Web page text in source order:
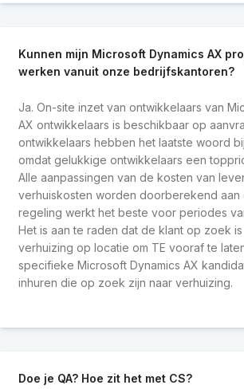
Kunnen mijn Microsoft Dynamics AX
werken vanuit onze bedrijfskantoren?
Ja. On-site inzet van ontwikkelaars van
AX ontwikkelaars is beschikbaar op
ontwikkelaars hebben het laatste woord
omdat gelukkige ontwikkelaars een
Alle aanpassingen van de kosten van
verhuiskosten worden doorberekend aan
regeling werkt het beste voor periodes
Het is aan te raden dat de klant op zoek
verhuizing op locatie om TE vooraf te
specifieke Microsoft Dynamics AX
inhuren die op zoek zijn naar verhuizing.
Doe je QA? Hoe zit het met CS?